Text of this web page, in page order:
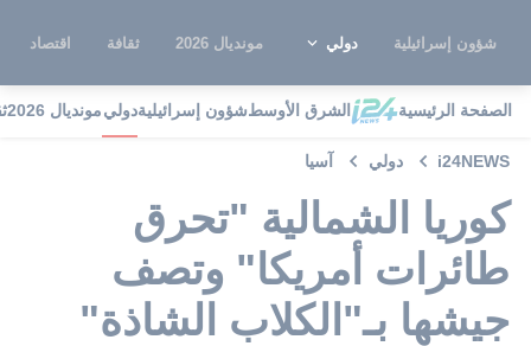
شؤون إسرائيلية دولي مونديال 2026 ثقافة اقتصاد
الصفحة الرئيسية الشرق الأوسطشؤون إسرائيليةدوليمونديال 2026
i24NEWS دولي آسيا
كوريا الشمالية "تحرق
طائرات أمريكا" وتصف
جيشها بـ"الكلاب الشاذة"